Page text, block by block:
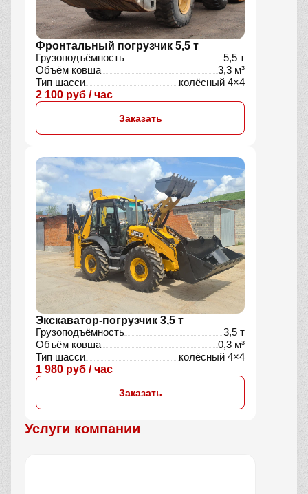
Фронтальный погрузчик 5,5 т
Грузоподъёмность
5,5 т
Объём ковша
3,3 м³
Тип шасси
колёсный 4×4
2 100 руб / час
Заказать
Экскаватор-погрузчик 3,5 т
Грузоподъёмность
3,5 т
Объём ковша
0,3 м³
Тип шасси
колёсный 4×4
1 980 руб / час
Заказать
Услуги компании